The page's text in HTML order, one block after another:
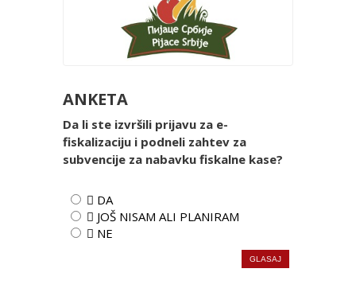
ANKETA
Da li ste izvršili prijavu za e-
fiskalizaciju i podneli zahtev za
subvencije za nabavku fiskalne kase?
 DA
 JOŠ NISAM ALI PLANIRAM
 NE